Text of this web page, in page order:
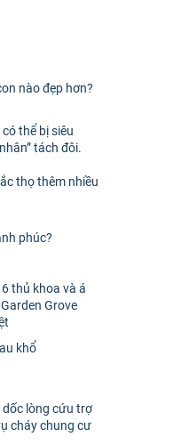
nào đẹp hơn?
thể bị siêu
tách đôi.
thọ thêm nhiều
phúc?
thủ khoa và á
Grove
khổ
lòng cứu trợ
cháy chung cư